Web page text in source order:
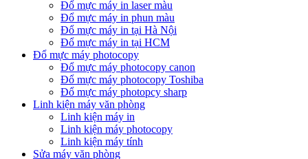
Đổ mực máy in laser màu
Đổ mực máy in phun màu
Đổ mực máy in tại Hà Nội
Đổ mực máy in tại HCM
Đổ mực máy photocopy
Đổ mực máy photocopy canon
Đổ mực máy photocopy Toshiba
Đổ mực máy photopcy sharp
Linh kiện máy văn phòng
Linh kiện máy in
Linh kiện máy photocopy
Linh kiện máy tính
Sửa máy văn phòng